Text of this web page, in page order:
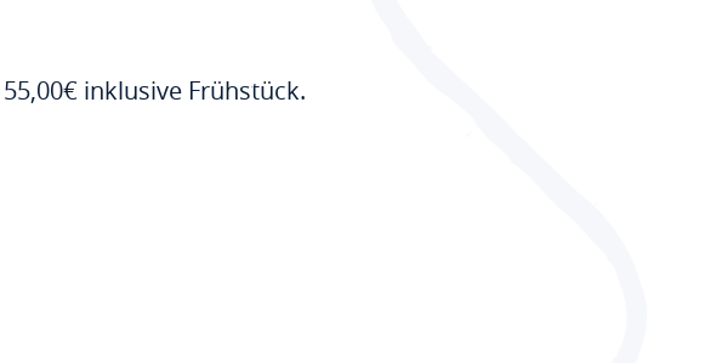
inklusive Frühstück.